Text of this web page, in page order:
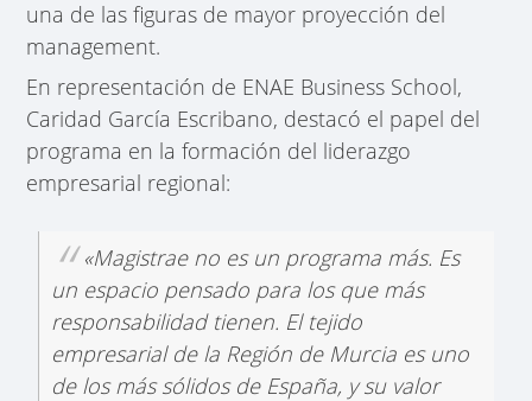
una de las figuras de mayor proyección del
management.
En representación de ENAE Business School,
Caridad García Escribano, destacó el papel del
programa en la formación del liderazgo
empresarial regional:
«Magistrae no es un programa más. Es
un espacio pensado para los que más
responsabilidad tienen. El tejido
empresarial de la Región de Murcia es uno
de los más sólidos de España, y su valor